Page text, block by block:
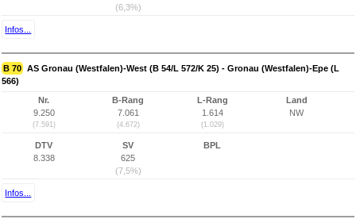
(6,3%)
Infos...
B 70 AS Gronau (Westfalen)-West (B 54/L 572/K 25) - Gronau (Westfalen)-Epe (L
566)
Nr.
9.250
(7.591)
B-Rang
7.061
(4.672)
L-Rang
1.614
(1.029)
Land
NW
DTV
8.338
SV
625
(7,5%)
BPL
Infos...